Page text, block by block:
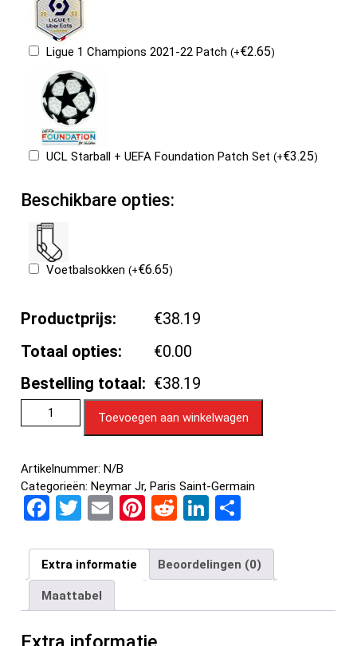
Ligue 1 Champions 2021-22 Patch(+€2.65)
UCL Starball + UEFA Foundation Patch Set(+€3.25)
Beschikbare opties:
Voetbalsokken(+€6.65)
Productprijs:
€38.19
Totaal opties:
€0.00
Bestelling totaal: €38.19
Toevoegen aan winkelwagen
Artikelnummer: N/B
Categorieën: Neymar Jr, Paris Saint-Germain
F
ce
b
o
o
T
tt
er
E
ail
Pi
er
es
t
R
d
di
t
Li
ke
dI
n
e
n
Extra informatie Beoordelingen (0)
Maattabel